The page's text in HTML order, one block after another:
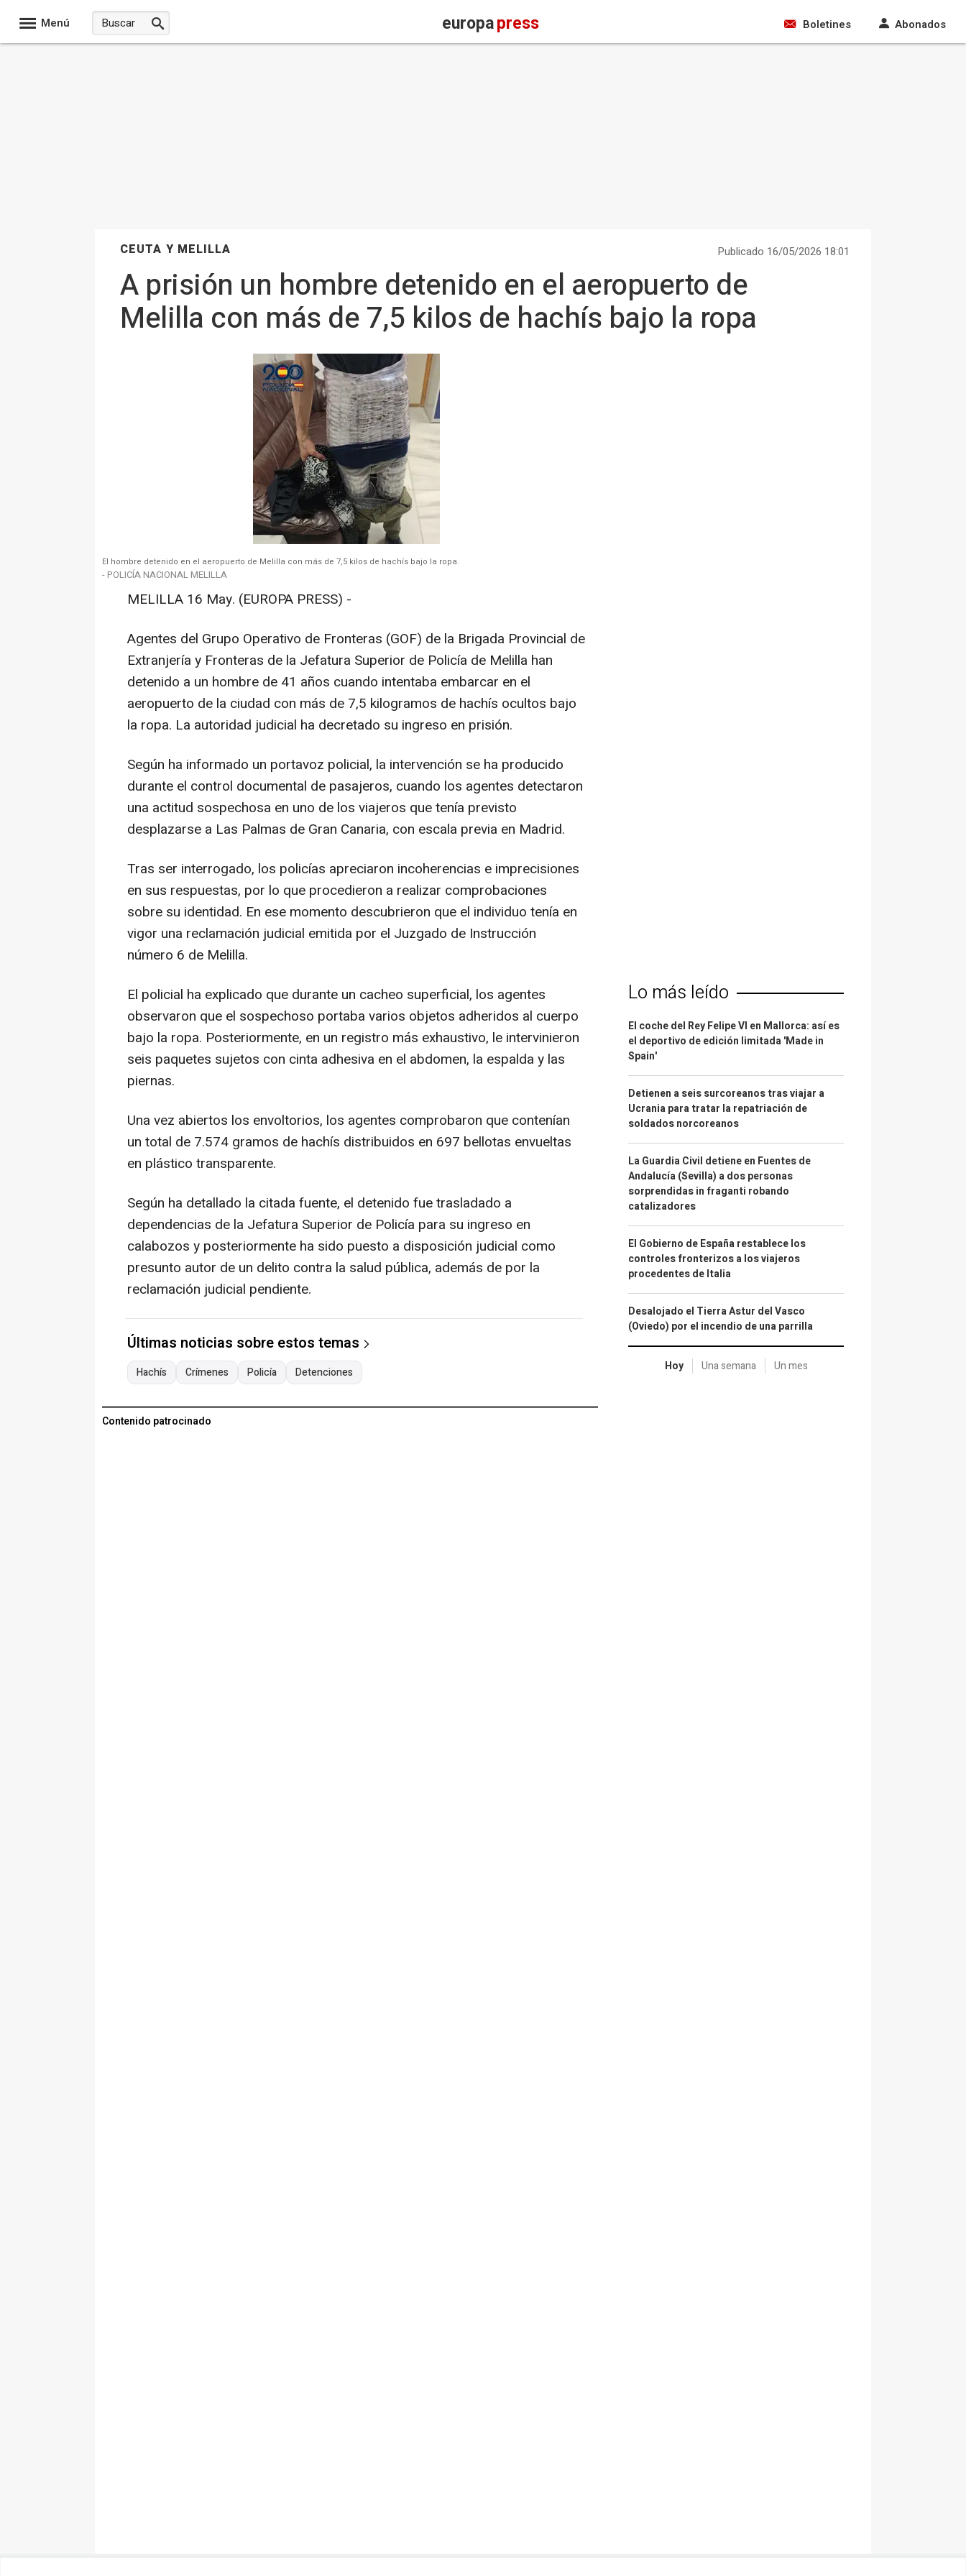
Menú europapress Boletines Abonados
CEUTA Y MELILLA Publicado 16/05/2026 18:01
A prisión un hombre detenido en el aeropuerto de
Melilla con más de 7,5 kilos de hachís bajo la ropa
El hombre detenido en el aeropuerto de Melilla con más de 7,5 kilos de hachís bajo la ropa.
- POLICÍA NACIONAL MELILLA
MELILLA 16 May. (EUROPA PRESS) -
Agentes del Grupo Operativo de Fronteras (GOF) de la Brigada Provincial de
Extranjería y Fronteras de la Jefatura Superior de Policía de Melilla han
detenido a un hombre de 41 años cuando intentaba embarcar en el
aeropuerto de la ciudad con más de 7,5 kilogramos de hachís ocultos bajo
la ropa. La autoridad judicial ha decretado su ingreso en prisión.
Según ha informado un portavoz policial, la intervención se ha producido
durante el control documental de pasajeros, cuando los agentes detectaron
una actitud sospechosa en uno de los viajeros que tenía previsto
desplazarse a Las Palmas de Gran Canaria, con escala previa en Madrid.
Tras ser interrogado, los policías apreciaron incoherencias e imprecisiones
en sus respuestas, por lo que procedieron a realizar comprobaciones
sobre su identidad. En ese momento descubrieron que el individuo tenía en
vigor una reclamación judicial emitida por el Juzgado de Instrucción
número 6 de Melilla.
El policial ha explicado que durante un cacheo superficial, los agentes
observaron que el sospechoso portaba varios objetos adheridos al cuerpo
bajo la ropa. Posteriormente, en un registro más exhaustivo, le intervinieron
seis paquetes sujetos con cinta adhesiva en el abdomen, la espalda y las
piernas.
Una vez abiertos los envoltorios, los agentes comprobaron que contenían
un total de 7.574 gramos de hachís distribuidos en 697 bellotas envueltas
en plástico transparente.
Según ha detallado la citada fuente, el detenido fue trasladado a
dependencias de la Jefatura Superior de Policía para su ingreso en
calabozos y posteriormente ha sido puesto a disposición judicial como
presunto autor de un delito contra la salud pública, además de por la
reclamación judicial pendiente.
Últimas noticias sobre estos temas
Hachís Crímenes Policía Detenciones
Contenido patrocinado
Lo más leído
El coche del Rey Felipe VI en Mallorca: así es
el deportivo de edición limitada 'Made in
Spain'
Detienen a seis surcoreanos tras viajar a
Ucrania para tratar la repatriación de
soldados norcoreanos
La Guardia Civil detiene en Fuentes de
Andalucía (Sevilla) a dos personas
sorprendidas in fraganti robando
catalizadores
El Gobierno de España restablece los
controles fronterizos a los viajeros
procedentes de Italia
Desalojado el Tierra Astur del Vasco
(Oviedo) por el incendio de una parrilla
Hoy Una semana Un mes